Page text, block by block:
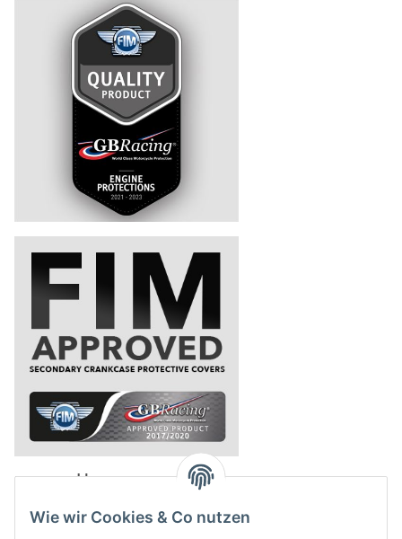
Wie wir Cookies & Co nutzen
powered by